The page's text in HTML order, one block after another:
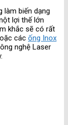
làm biến dạng
lợi thế lớn
khắc sẽ có rất
các ống Inox
nghệ Laser